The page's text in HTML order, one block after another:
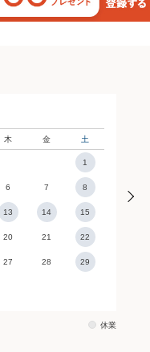
木 金 土
1
6 7 8
13 14 15
20 21 22
27 28 29
休業